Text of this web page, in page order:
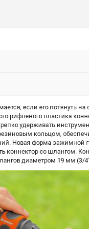
если его потянуть на
рифленого пластика
удерживать
кольцом,
Новая форма зажимной
коннектор со шлангом.
диаметром 19 мм (3/